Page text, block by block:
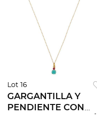
Lot 16
GARGANTILLA Y
PENDIENTE CON